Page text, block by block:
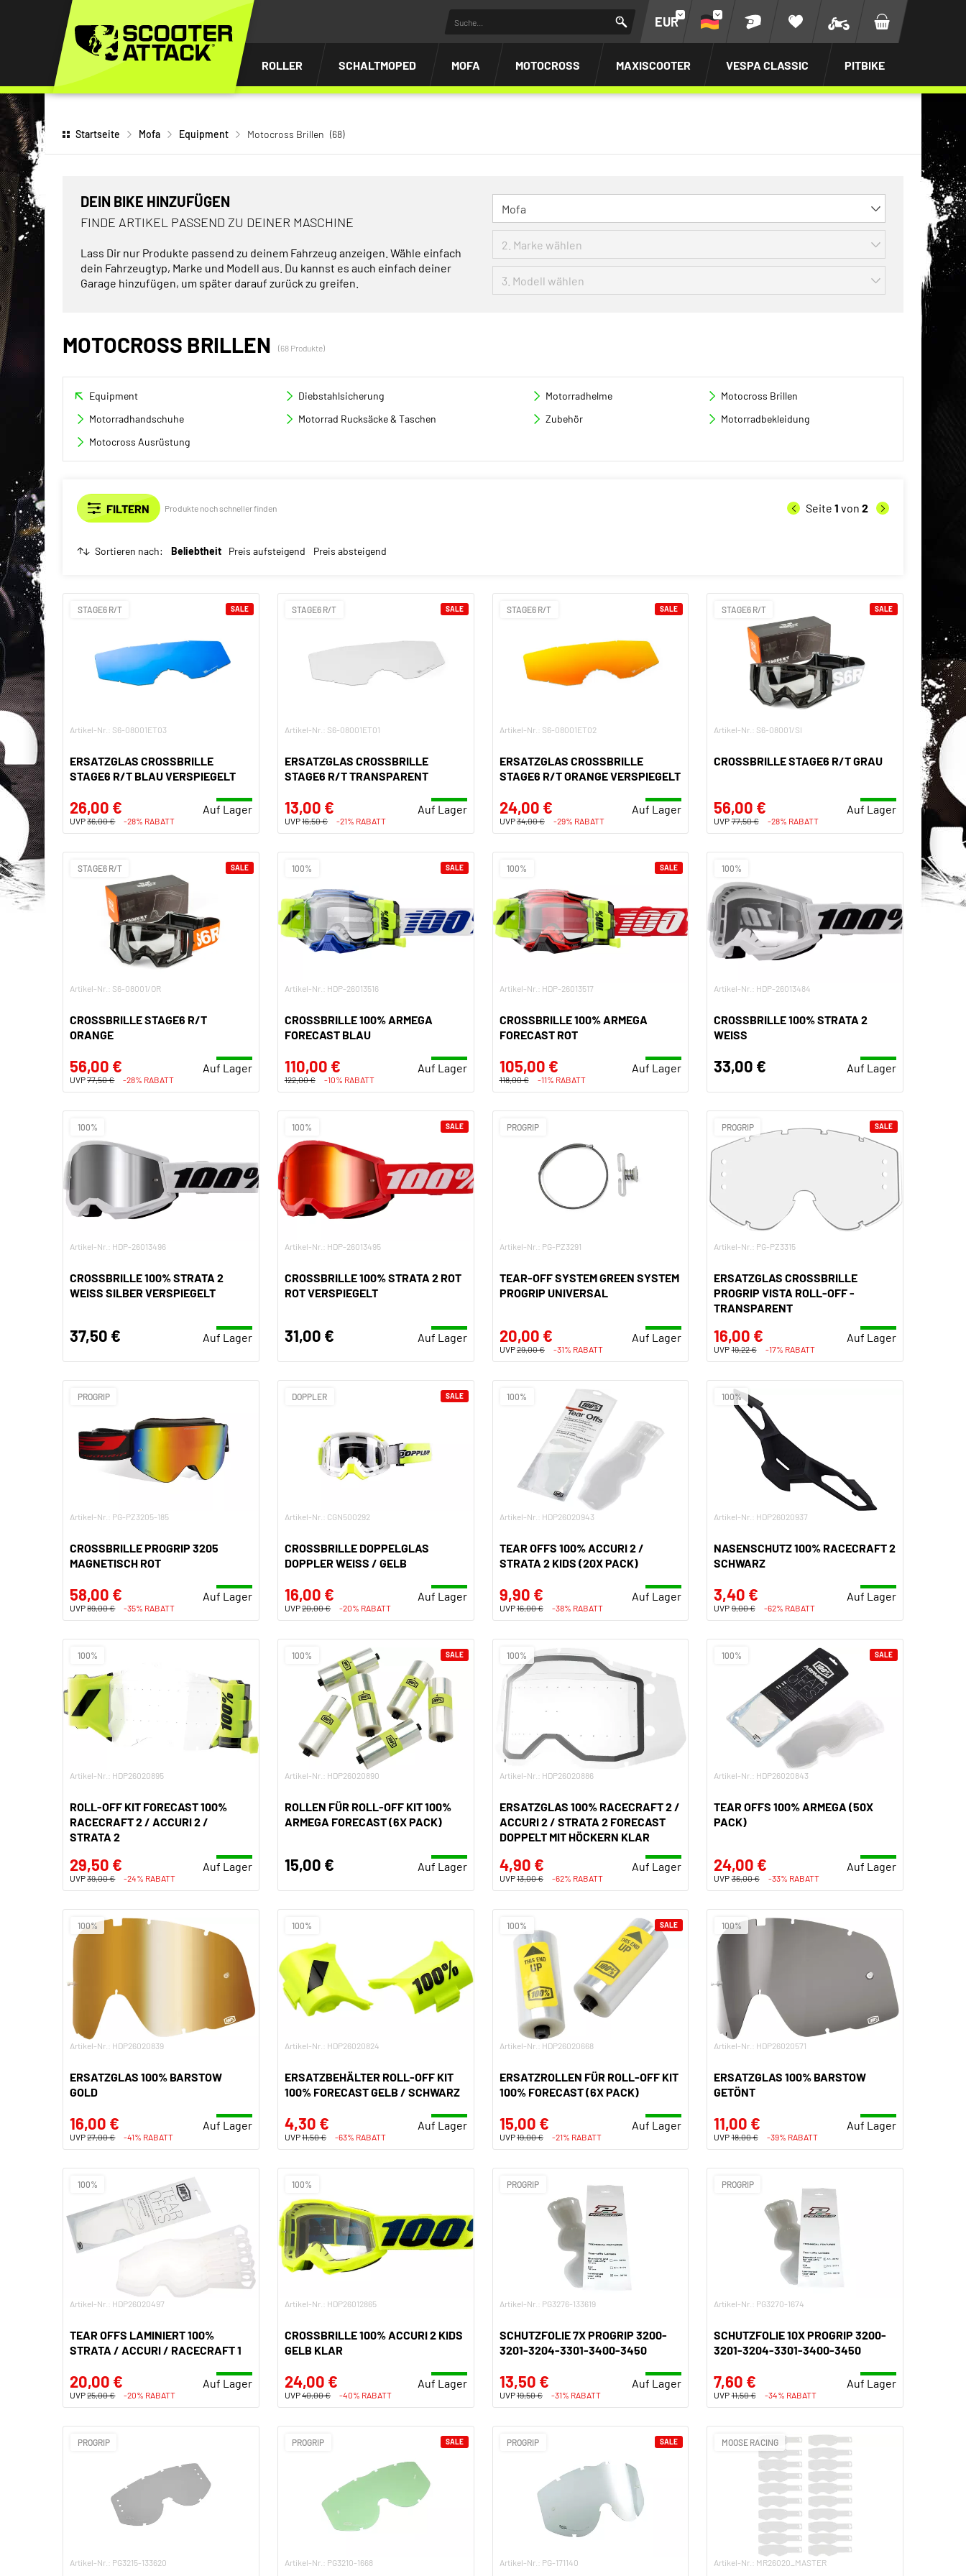
EUR
ROLLER SCHALTMOPED MOFA MOTOCROSS MAXISCOOTER VESPA CLASSIC PITBIKE
Startseite Mofa Equipment Motocross Brillen (68)
DEIN BIKE HINZUFÜGEN
FINDE ARTIKEL PASSEND ZU DEINER MASCHINE
Lass Dir nur Produkte passend zu deinem Fahrzeug anzeigen. Wähle einfach
dein Fahrzeugtyp, Marke und Modell aus. Du kannst es auch einfach deiner
Garage hinzufügen, um später darauf zurück zu greifen.
MOTOCROSS BRILLEN (68 Produkte)
Equipment Diebstahlsicherung Motorradhelme
Motocross Brillen
Motorradhandschuhe
Motorrad Rucksäcke & Taschen Zubehör
Motorradbekleidung
Motocross Ausrüstung
Produkte noch schneller finden Seite 1 von 2
Sortieren nach: Beliebtheit Preis aufsteigend Preis absteigend
STAGE6 R/T
Artikel-Nr.: S6-08001ET03
ERSATZGLAS CROSSBRILLE
STAGE6 R/T BLAU VERSPIEGELT
26,00 € Auf Lager
UVP36,00 € -28% RABATT
SALE STAGE6 R/T
Artikel-Nr.: S6-08001ET01
ERSATZGLAS CROSSBRILLE
STAGE6 R/T TRANSPARENT
13,00 € Auf Lager
UVP16,50 € -21% RABATT
SALE STAGE6 R/T
Artikel-Nr.: S6-08001ET02
ERSATZGLAS CROSSBRILLE
STAGE6 R/T ORANGE VERSPIEGELT
24,00 € Auf Lager
UVP34,00 € -29% RABATT
SALE STAGE6 R/T
Artikel-Nr.: S6-08001/SI
CROSSBRILLE STAGE6 R/T GRAU
56,00 € Auf Lager
UVP77,50 € -28% RABATT
SALE
STAGE6 R/T
Artikel-Nr.: S6-08001/OR
CROSSBRILLE STAGE6 R/T
ORANGE
56,00 € Auf Lager
UVP77,50 € -28% RABATT
SALE 100%
Artikel-Nr.: HDP-26013516
CROSSBRILLE 100% ARMEGA
FORECAST BLAU
110,00 € Auf Lager
122,00 € -10% RABATT
SALE 100%
Artikel-Nr.: HDP-26013517
CROSSBRILLE 100% ARMEGA
FORECAST ROT
105,00 € Auf Lager
118,00 € -11% RABATT
SALE 100%
Artikel-Nr.: HDP-26013484
CROSSBRILLE 100% STRATA 2
WEISS
33,00 € Auf Lager
100%
Artikel-Nr.: HDP-26013496
CROSSBRILLE 100% STRATA 2
WEISS SILBER VERSPIEGELT
37,50 € Auf Lager
100%
Artikel-Nr.: HDP-26013495
CROSSBRILLE 100% STRATA 2 ROT
ROT VERSPIEGELT
31,00 € Auf Lager
SALE PROGRIP
Artikel-Nr.: PG-PZ3291
TEAR-OFF SYSTEM GREEN SYSTEM
PROGRIP UNIVERSAL
20,00 € Auf Lager
UVP29,00 € -31% RABATT
PROGRIP
Artikel-Nr.: PG-PZ3315
ERSATZGLAS CROSSBRILLE
PROGRIP VISTA ROLL-OFF -
TRANSPARENT
16,00 € Auf Lager
UVP19,22 € -17% RABATT
SALE
PROGRIP
Artikel-Nr.: PG-PZ3205-185
CROSSBRILLE PROGRIP 3205
MAGNETISCH ROT
58,00 € Auf Lager
UVP89,00 € -35% RABATT
DOPPLER
Artikel-Nr.: CGN500292
CROSSBRILLE DOPPELGLAS
DOPPLER WEISS / GELB
16,00 € Auf Lager
UVP20,00 € -20% RABATT
SALE 100%
Artikel-Nr.: HDP26020943
TEAR OFFS 100% ACCURI 2 /
STRATA 2 KIDS (20X PACK)
9,90 € Auf Lager
UVP16,00 € -38% RABATT
100%
Artikel-Nr.: HDP26020937
NASENSCHUTZ 100% RACECRAFT 2
SCHWARZ
3,40 € Auf Lager
UVP9,00 € -62% RABATT
100%
Artikel-Nr.: HDP26020895
ROLL-OFF KIT FORECAST 100%
RACECRAFT 2 / ACCURI 2 /
STRATA 2
29,50 € Auf Lager
UVP39,00 € -24% RABATT
100%
Artikel-Nr.: HDP26020890
ROLLEN FÜR ROLL-OFF KIT 100%
ARMEGA FORECAST (6X PACK)
15,00 € Auf Lager
SALE 100%
Artikel-Nr.: HDP26020886
ERSATZGLAS 100% RACECRAFT 2 /
ACCURI 2 / STRATA 2 FORECAST
DOPPELT MIT HÖCKERN KLAR
4,90 € Auf Lager
UVP13,00 € -62% RABATT
100%
Artikel-Nr.: HDP26020843
TEAR OFFS 100% ARMEGA (50X
PACK)
24,00 € Auf Lager
UVP36,00 € -33% RABATT
SALE
100%
Artikel-Nr.: HDP26020839
ERSATZGLAS 100% BARSTOW
GOLD
16,00 € Auf Lager
UVP27,00 € -41% RABATT
100%
Artikel-Nr.: HDP26020824
ERSATZBEHÄLTER ROLL-OFF KIT
100% FORECAST GELB / SCHWARZ
4,30 € Auf Lager
UVP11,50 € -63% RABATT
100%
Artikel-Nr.: HDP26020668
ERSATZROLLEN FÜR ROLL-OFF KIT
100% FORECAST (6X PACK)
15,00 € Auf Lager
UVP19,00 € -21% RABATT
SALE 100%
Artikel-Nr.: HDP26020571
ERSATZGLAS 100% BARSTOW
GETÖNT
11,00 € Auf Lager
UVP18,00 € -39% RABATT
100%
Artikel-Nr.: HDP26020497
TEAR OFFS LAMINIERT 100%
STRATA / ACCURI / RACECRAFT 1
20,00 € Auf Lager
UVP25,00 € -20% RABATT
100%
Artikel-Nr.: HDP26012865
CROSSBRILLE 100% ACCURI 2 KIDS
GELB KLAR
24,00 € Auf Lager
UVP40,00 € -40% RABATT
PROGRIP
Artikel-Nr.: PG3276-133619
SCHUTZFOLIE 7X PROGRIP 3200-
3201-3204-3301-3400-3450
13,50 € Auf Lager
UVP19,50 € -31% RABATT
PROGRIP
Artikel-Nr.: PG3270-1674
SCHUTZFOLIE 10X PROGRIP 3200-
3201-3204-3301-3400-3450
7,60 € Auf Lager
UVP11,50 € -34% RABATT
PROGRIP
Artikel-Nr.: PG3215-133620
PROGRIP
Artikel-Nr.: PG3210-1668
SALE PROGRIP
Artikel-Nr.: PG-171140
SALE MOOSE RACING
Artikel-Nr.: MR26020_MASTER